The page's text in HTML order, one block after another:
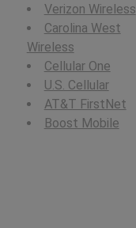
Verizon Wireless
Carolina West
Wireless
Cellular One
U.S. Cellular
AT&T FirstNet
Boost Mobile